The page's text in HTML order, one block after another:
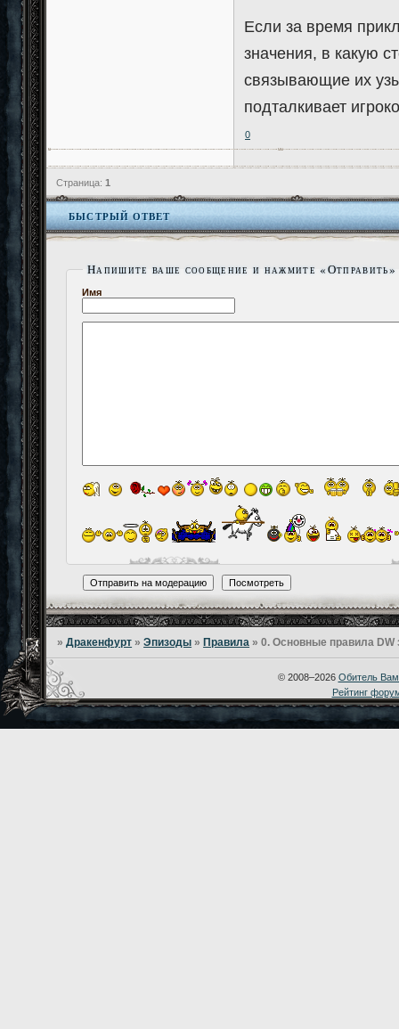
Если за время
значения, в какую
связывающие их
подталкивает
0
Страница: 1
БЫСТРЫЙ ОТВЕТ
Напишите ваше сообщение и нажмите «Отправить»
Имя
»Дракенфурт »Эпизоды » Правила »0. Основные правила DW
Рейтинг
© 2008–2026 Обитель